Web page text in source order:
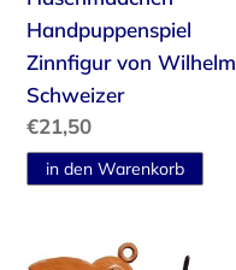
Handpuppenspiel
Zinnfigur von Wilhelm
Schweizer
Normaler
Preis
€21,50
Konzert